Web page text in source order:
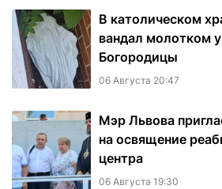
В католическом
вандал молотком
Богородицы
06 Августа 20:47
Мэр Львова
на освящение
центра
06 Августа 19:30